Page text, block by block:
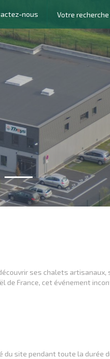
nous
ses chalets artisanaux,
de France, cet événement
site pendant toute la durée